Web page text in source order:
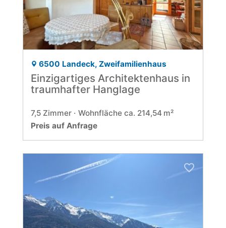
6500 Landeck, Zweifamilienhaus
Einzigartiges Architektenhaus in
traumhafter Hanglage
7,5 Zimmer
Wohnfläche ca. 214,54 m²
Preis auf Anfrage